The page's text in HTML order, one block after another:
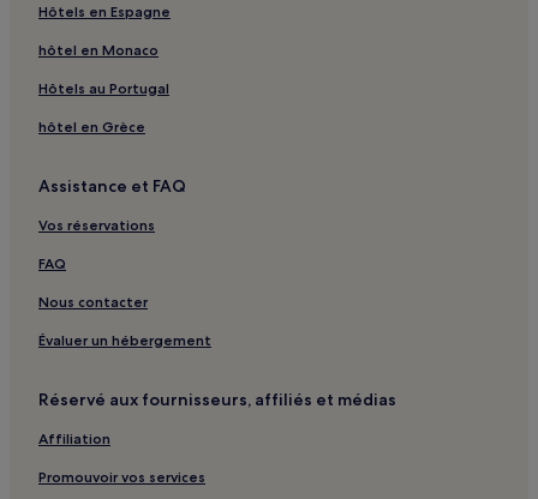
Hôtels en Espagne
hôtel en Monaco
Hôtels au Portugal
hôtel en Grèce
Assistance et FAQ
Vos réservations
FAQ
Nous contacter
Évaluer un hébergement
Réservé aux fournisseurs, affiliés et médias
Affiliation
Promouvoir vos services